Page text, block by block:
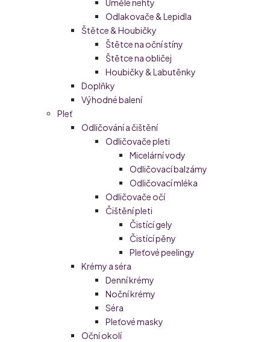
Umělé nehty
Odlakovače & Lepidla
Štětce & Houbičky
Štětce na oční stíny
Štětce na obličej
Houbičky & Labutěnky
Doplňky
Výhodné balení
Pleť
Odličování a čištění
Odličovače pleti
Micelární vody
Odličovací balzámy
Odličovací mléka
Odličovače očí
Čištění pleti
Čistící gely
Čistící pěny
Pleťové peelingy
Krémy a séra
Denní krémy
Noční krémy
Séra
Pleťové masky
Oční okolí